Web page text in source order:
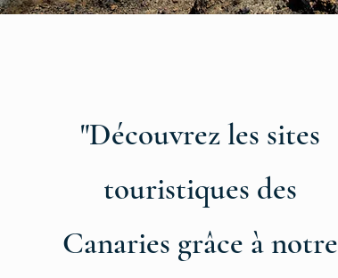
"Découvrez les sites
touristiques des
Canaries grâce à notre